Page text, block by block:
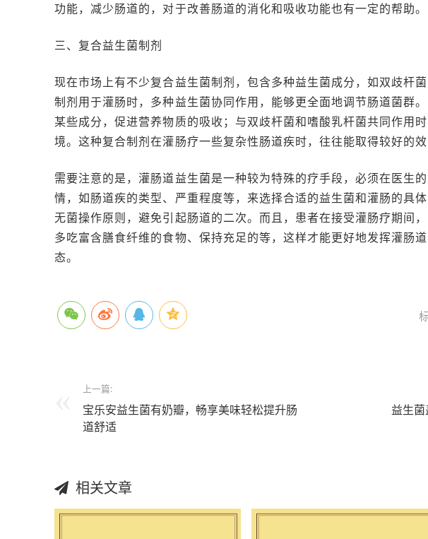
功能，减少肠道的，对于改善肠道的消化和吸收功能也有一定的帮助。
三、复合益生菌制剂
现在市场上有不少复合益生菌制剂，包含多种益生菌成分，如双歧杆
制剂用于灌肠时，多种益生菌协同作用，能够更全面地调节肠道菌群
某些成分，促进营养物质的吸收；与双歧杆菌和嗜酸乳杆菌共同作用
境。这种复合制剂在灌肠疗一些复杂性肠道疾时，往往能取得较好的效
需要注意的是，灌肠道益生菌是一种较为特殊的疗手段，必须在医生
情，如肠道疾的类型、严重程度等，来选择合适的益生菌和灌肠的具
无菌操作原则，避免引起肠道的二次。而且，患者在接受灌肠疗期间
多吃富含膳食纤维的食物、保持充足的等，这样才能更好地发挥灌肠
态。
上一篇:
宝乐安益生菌有奶瓣，畅享美味轻松提升肠
道舒适
益生
相关文章